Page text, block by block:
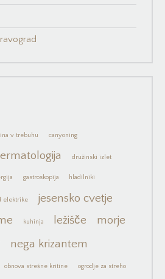
v trebuhu canyoning
družinski izlet
gastroskopija hladilniki
elektrike
jesensko cvetje
kuhinja ležišče morje
nega krizantem
obnova strešne kritine ogrodje za streho